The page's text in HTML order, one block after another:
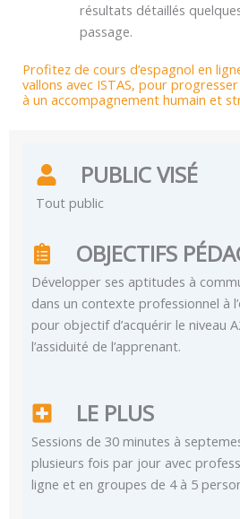
résultats détaillés
passage.
Profitez de cours d’espagnol en
vallons avec ISTAS, pour
à un accompagnement humain et
PUBLIC VISÉ
Tout public
OBJECTIFS
Développer ses aptitudes à
dans un contexte professionnel à
pour objectif d’acquérir le niveau
l’assiduité de l’apprenant.
LE PLUS
Sessions de 30 minutes à
plusieurs fois par jour avec
ligne et en groupes de 4 à 5